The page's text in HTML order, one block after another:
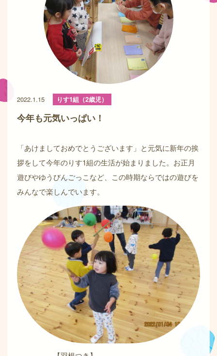
2022.1.15 りす1組（2歳児）
今年も元気いっぱい！
「あけましておめでとうございます」と元気に新年の挨
拶をして今年のりす1組の生活が始まりました。お正月
遊びやゆうびんごっこなど、この時期ならではの遊びを
みんなで楽しんでいます。